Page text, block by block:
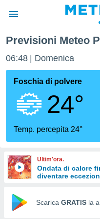
di
per
le
di
Web
Previsioni Meteo
06:48 Domenica
Foschia di polvere
24°
Temp. percepita 24°
Ultim'ora.
Ondata di calore
diventare
Scarica GRATIS la